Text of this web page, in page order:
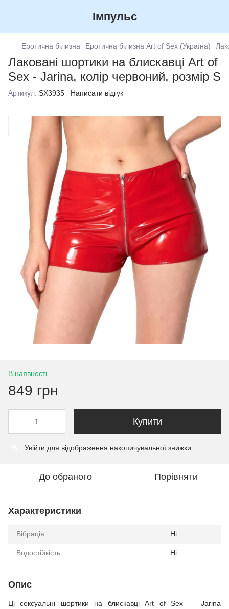
Імпульс
Еротична білизна Еротична білизна Art of Sex (Україна)
Лаковані шортики на блискавці Art of
Sex - Jarina, колір червоний, розмір S
Артикул: SX3935 Написати відгук
В наявності
849 грн
Купити
Увійти для відображення накопичувальної знижки
До обраного Порівняти
Характеристики
Вібрація Ні
Водостійкість Ні
Опис
Ці сексуальні шортики на блискавці Art of Sex — Jarina